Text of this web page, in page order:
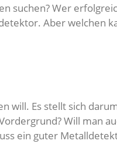
suchen? Wer
Aber welchen
will. Es stellt sich
Will man
ein guter